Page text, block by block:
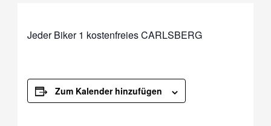
Jeder Biker 1 kostenfreies CARLSBERG
Zum Kalender hinzufügen